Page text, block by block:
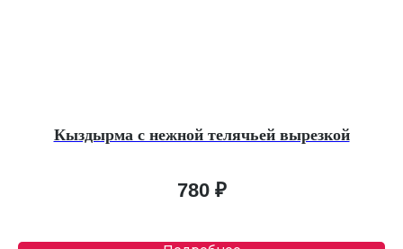
Кыздырма с нежной телячьей вырезкой
780 ₽